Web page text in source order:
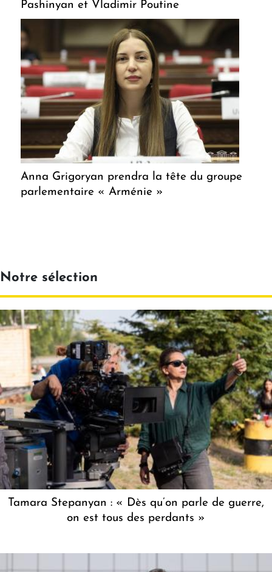
Pashinyan et Vladimir Poutine
Anna Grigoryan prendra la tête du groupe
parlementaire « Arménie »
Notre sélection
Tamara Stepanyan : « Dès qu’on parle de guerre,
on est tous des perdants »